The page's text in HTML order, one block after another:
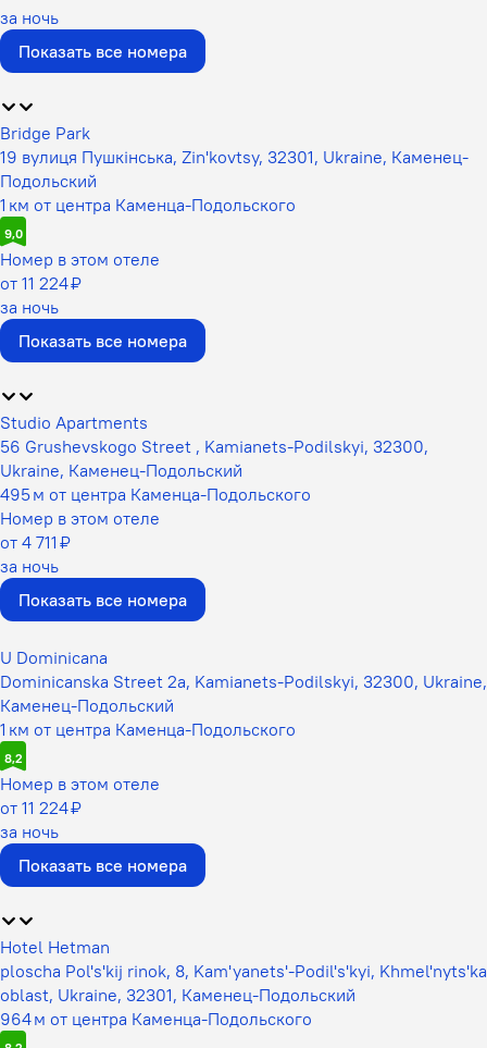
за ночь
Показать все номера
Bridge Park
19 вулиця Пушкінська, Zin'kovtsy, 32301, Ukraine, Каменец-
Подольский
1 км от центра Каменца-Подольского
9,0
Номер в этом отеле
от 11 224 ₽
за ночь
Показать все номера
Studio Apartments
56 Grushevskogo Street , Kamianets-Podilskyi, 32300,
Ukraine, Каменец-Подольский
495 м от центра Каменца-Подольского
Номер в этом отеле
от 4 711 ₽
за ночь
Показать все номера
U Dominicana
Dominicanska Street 2a, Kamianets-Podilskyi, 32300, Ukraine,
Каменец-Подольский
1 км от центра Каменца-Подольского
8,2
Номер в этом отеле
от 11 224 ₽
за ночь
Показать все номера
Hotel Hetman
ploscha Pol's'kij rinok, 8, Kam'yanets'-Podil's'kyi, Khmel'nyts'ka
oblast, Ukraine, 32301, Каменец-Подольский
964 м от центра Каменца-Подольского